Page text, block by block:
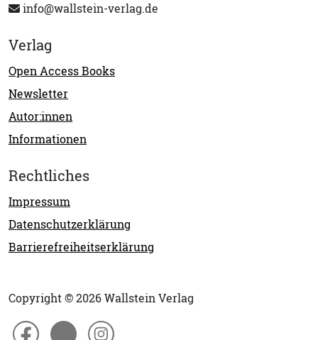
info@wallstein-verlag.de
Verlag
Open Access Books
Newsletter
Autor:innen
Informationen
Rechtliches
Impressum
Datenschutzerklärung
Barrierefreiheitserklärung
Copyright © 2026 Wallstein Verlag